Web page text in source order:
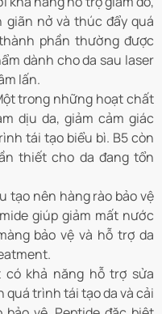
nở và thúc đẩy quá
phần thường được
dành cho da sau laser
lấn.
trong những hoạt chất
dịu da, giảm cảm giác
tái tạo biểu bì. B5 còn
thiết cho da đang tổn
tạo nên hàng rào bảo vệ
giúp giảm mất nước
bảo vệ và hỗ trợ da
có khả năng hỗ trợ sửa
trình tái tạo da và cải